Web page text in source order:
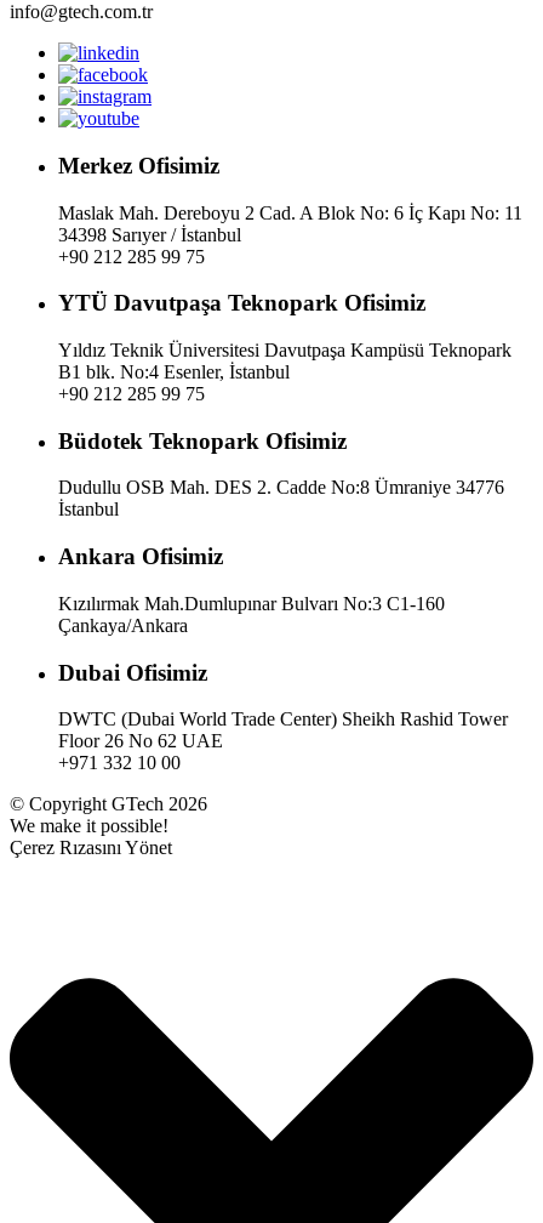
info@gtech.com.tr
Merkez Ofisimiz
Maslak Mah. Dereboyu 2 Cad. A Blok No: 6 İç Kapı No: 11
34398 Sarıyer / İstanbul
+90 212 285 99 75
YTÜ Davutpaşa Teknopark Ofisimiz
Yıldız Teknik Üniversitesi Davutpaşa Kampüsü Teknopark
B1 blk. No:4 Esenler, İstanbul
+90 212 285 99 75
Büdotek Teknopark Ofisimiz
Dudullu OSB Mah. DES 2. Cadde No:8 Ümraniye 34776
İstanbul
Ankara Ofisimiz
Kızılırmak Mah.Dumlupınar Bulvarı No:3 C1-160
Çankaya/Ankara
Dubai Ofisimiz
DWTC (Dubai World Trade Center) Sheikh Rashid Tower
Floor 26 No 62 UAE
+971 332 10 00
© Copyright GTech 2026
We make it possible!
Çerez Rızasını Yönet